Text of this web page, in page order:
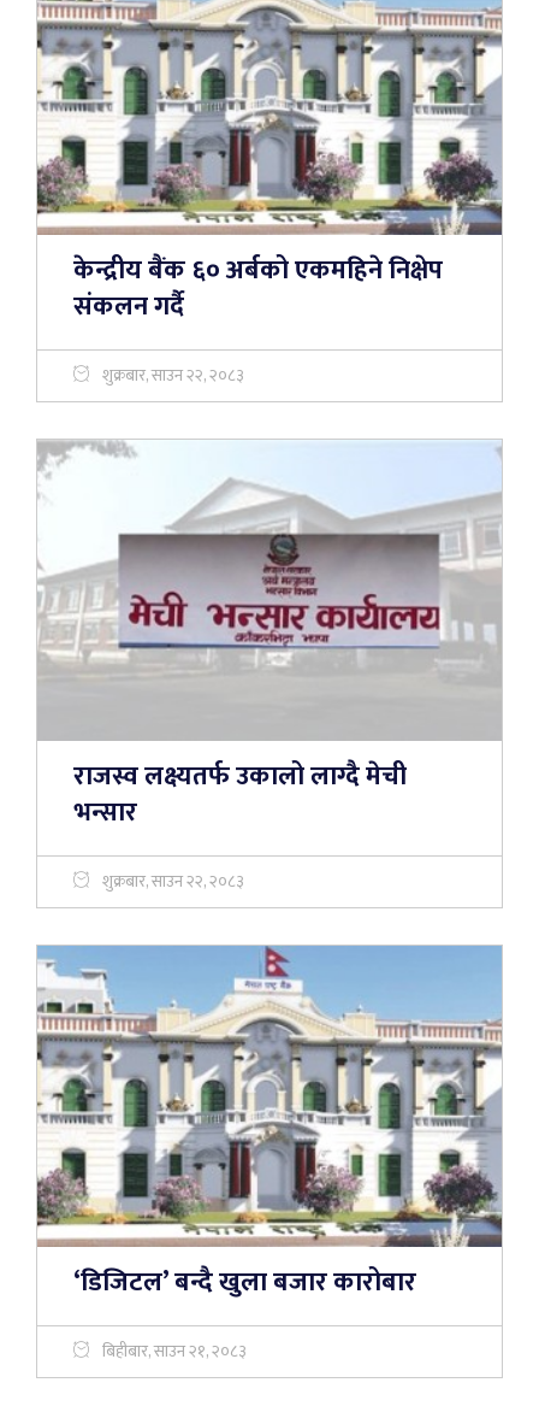
केन्द्रीय बैंक ६० अर्बको एकमहिने निक्षेप
संकलन गर्दै
शुक्रबार, साउन २२, २०८३
राजस्व लक्ष्यतर्फ उकालो लाग्दै मेची
भन्सार
शुक्रबार, साउन २२, २०८३
‘डिजिटल’ बन्दै खुला बजार कारोबार
बिहीबार, साउन २१, २०८३